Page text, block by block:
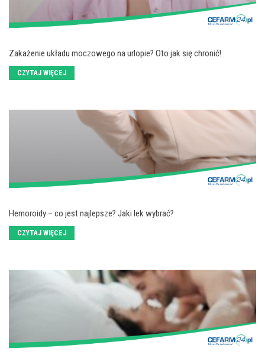
Zakażenie układu moczowego na urlopie? Oto jak się chronić!
CZYTAJ WIĘCEJ
Hemoroidy – co jest najlepsze? Jaki lek wybrać?
CZYTAJ WIĘCEJ